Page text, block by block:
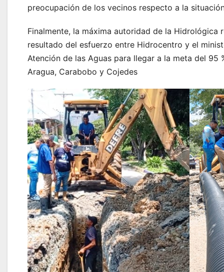
preocupación de los vecinos respecto a la
Finalmente, la máxima autoridad de la Hidrológica
resultado del esfuerzo entre Hidrocentro y el
Atención de las Aguas para llegar a la meta del 95
Aragua, Carabobo y Cojedes